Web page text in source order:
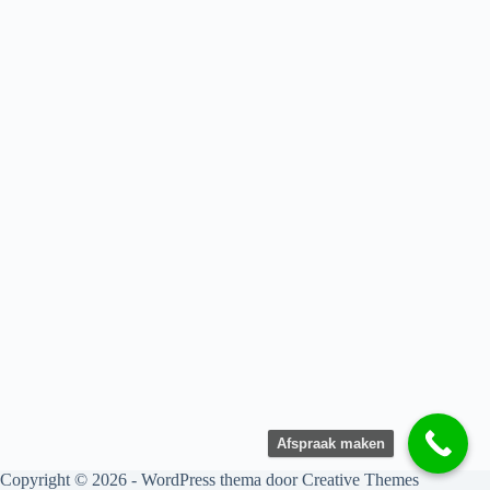
Copyright © 2026 - WordPress thema doorCreative Themes
Afspraak maken